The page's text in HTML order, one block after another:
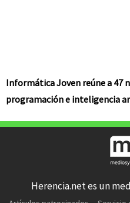
Informática Joven reúne a 47
programación e inteligencia
Herencia.net es un